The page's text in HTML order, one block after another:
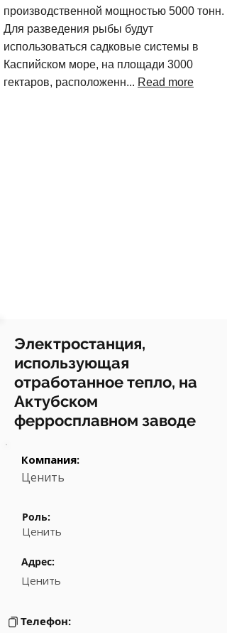
производственной мощностью 5000 тонн.
Для разведения рыбы будут
использоваться садковые системы в
Каспийском море, на площади 3000
гектаров, расположенн... Read more
Электростанция,
использующая
отработанное тепло, на
Актубском
ферросплавном заводе
Компания:
Ценить
Роль:
Ценить
Адрес:
Ценить
Телефон: